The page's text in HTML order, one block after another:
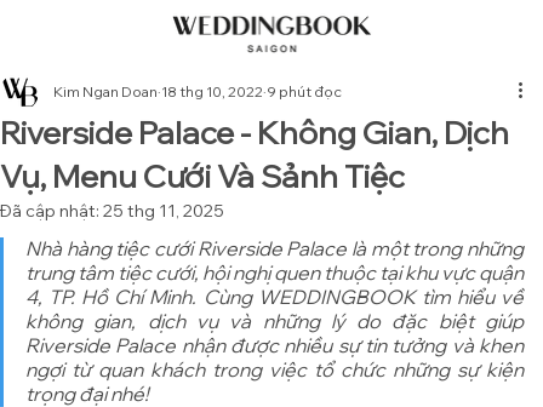
Riverside Palace - Không Gian, Dịch
Vụ, Menu Cưới Và Sảnh Tiệc
Kim Ngan Doan 18 thg 10, 2022 9 phút đọc
Đã cập nhật: 25 thg 11, 2025
Nhà hàng tiệc cưới Riverside Palace là một trong những
trung tâm tiệc cưới, hội nghị quen thuộc tại khu vực quận
4, TP. Hồ Chí Minh. Cùng WEDDINGBOOK tìm hiểu về
không gian, dịch vụ và những lý do đặc biệt giúp
Riverside Palace nhận được nhiều sự tin tưởng và khen
ngợi từ quan khách trong việc tổ chức những sự kiện
trọng đại nhé!